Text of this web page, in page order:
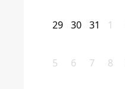
29 30 31 1
5 6 7 8